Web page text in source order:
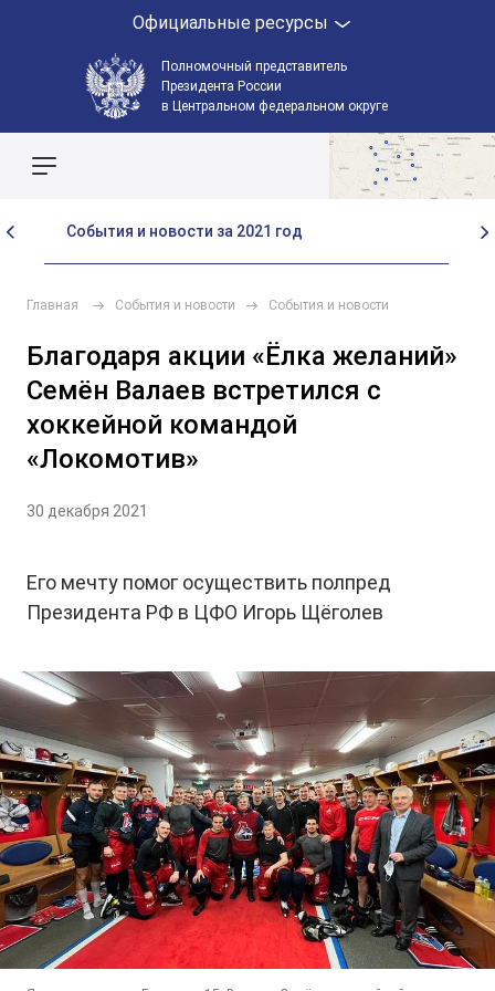
Полномочный представитель
Президента России
в Центральном федеральном округе
Официальные ресурсы
События и новости за 2021 год
Главная События и новости События и новости
Благодаря акции «Ёлка желаний»
Семён Валаев встретился с
хоккейной командой
«Локомотив»
30 декабря 2021
Его мечту помог осуществить полпред
Президента РФ в ЦФО Игорь Щёголев